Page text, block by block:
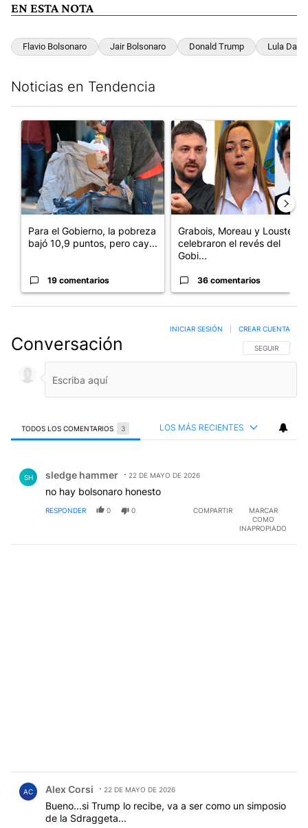
EN ESTA NOTA
Flavio Bolsonaro Jair Bolsonaro Donald Trump Lula Da
Noticias en Tendencia
Un artículo de tendencia con el título "Para el Gobierno, la
Para el Gobierno, la pobreza
bajó 10,9 puntos, pero cay...
19 comentarios
Un artículo de tendencia con
Grabois, Moreau y Lousteau
celebraron el revés del
Gobi...
36 comentarios
Conversación SIGA ESTA
SEGUIR
INICIAR SESIÓN CREAR CUENTA
TODOS LOS COMENTARIOS 3 LOS MÁS RECIENTES
SH sledge hammer 22 DE MAYO DE 2026
no hay bolsonaro honesto
RESPONDER 0 0 COMPARTIR
MARCAR
COMO
INAPROPIADO
AC Alex Corsi 22 DE MAYO DE 2026
Bueno...si Trump lo recibe, va a ser como un simposio
de la Sdraggeta...